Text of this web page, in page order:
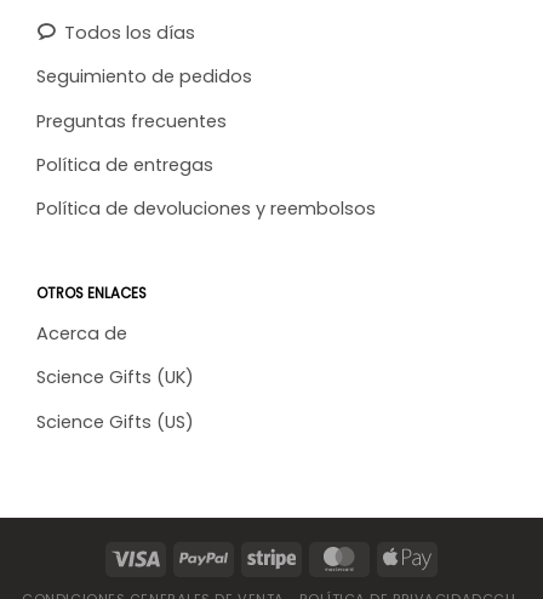
Todos los días
Seguimiento de pedidos
Preguntas frecuentes
Política de entregas
Política de devoluciones y reembolsos
OTROS ENLACES
Acerca de
Science Gifts (UK)
Science Gifts (US)